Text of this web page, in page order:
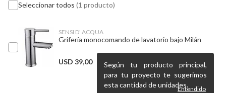
Seleccionar todos (1 producto)
SENSI D' ACQUA
Grifería monocomando de lavatorio bajo Milán
USD 39,00
Según tu producto principal,
para tu proyecto te sugerimos
esta cantidad de unidades.Entendido